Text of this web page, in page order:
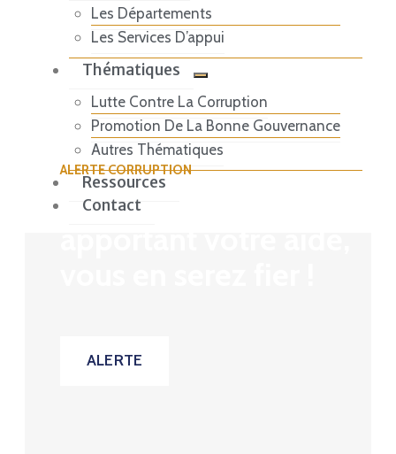
Les Départements
Les Services D’appui
Thématiques
Lutte Contre La Corruption
Promotion De La Bonne Gouvernance
Autres Thématiques
Ressources
Contact
ALERTE CORRUPTION
Impliquez-vous en
ALERTE